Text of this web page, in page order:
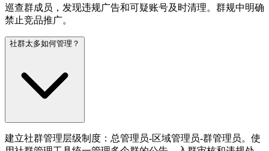
巡查群成员，发现违规广告和可疑账号及时清理。群规中明确
禁止竞品推广。
社群太多如何管理？
建立社群管理层级制度：总管理员-区域管理员-群管理员。使